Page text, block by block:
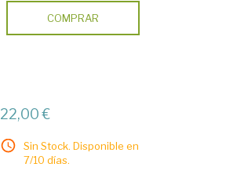
COMPRAR
22,00 €
Sin Stock. Disponible en
7/10 días.